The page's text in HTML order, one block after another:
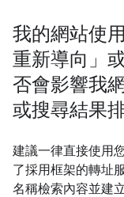
我的網站使
重新導向」
否會影響我
或搜尋結果
建議一律直接使用
了採用框架的轉址
名稱檢索內容並建